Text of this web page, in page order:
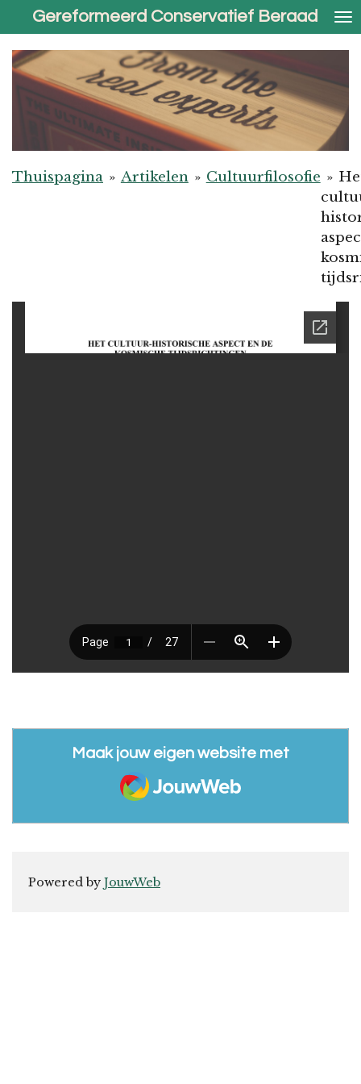
direct
naar
de
hoofdinhoud
Gereformeerd Conservatief Beraad
Thuispagina » Artikelen » Cultuurfilosofie »
Maak jouw eigen website met
JouwWeb
Powered by JouwWeb